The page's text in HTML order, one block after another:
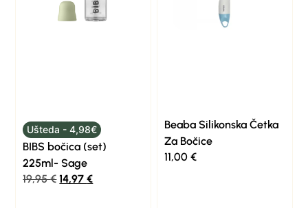
Ušteda - 4,98€
BIBS bočica (set)
225ml- Sage
19,95€ 14,97€
Beaba Silikonska Četka
Za Bočice
11,00 €